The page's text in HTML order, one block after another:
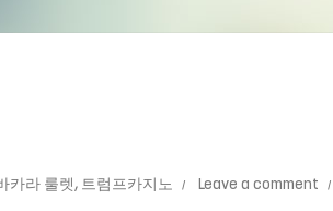
카라 룰렛, 트럼프카지노 Leave a comment